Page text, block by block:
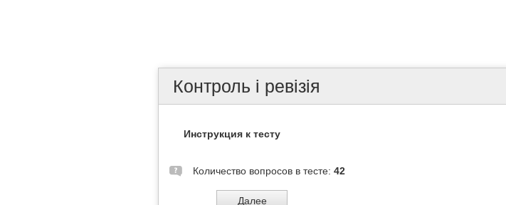
Контроль і ревізія
Инструкция к тесту
Количество вопросов в тесте: 42